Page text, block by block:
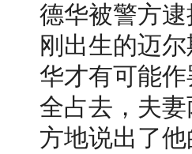
德华被警方
刚出生的迈
华才有可能
全占去，夫
方地说出了